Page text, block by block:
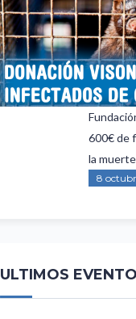
600€ de
la
8
ULTIMOS